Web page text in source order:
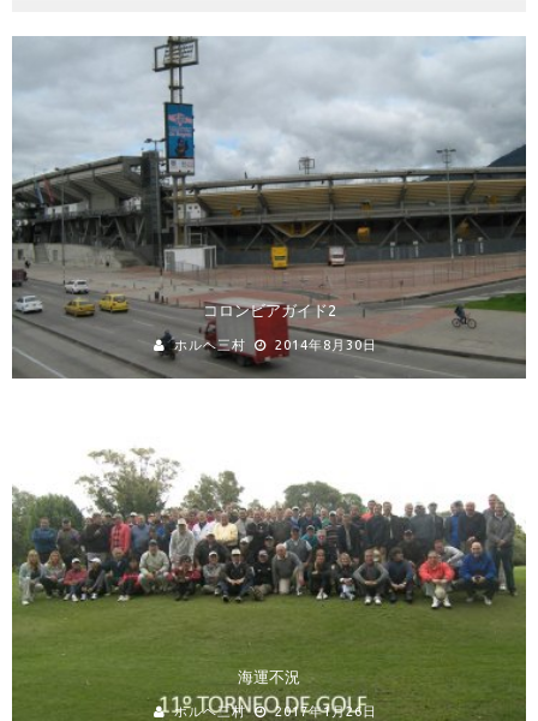
コロンビアガイド2
ホルヘ三村 2014年8月30日
海運不況
ホルヘ三村 2017年1月26日